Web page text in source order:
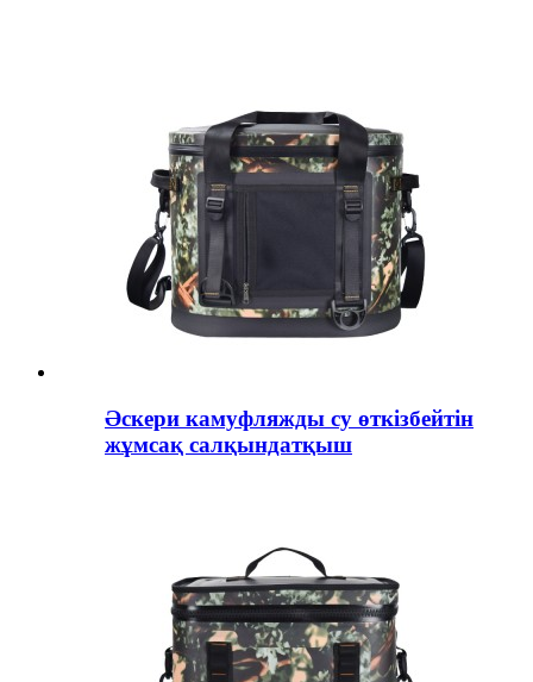
Әскери камуфляжды су өткізбейтін
жұмсақ салқындатқыш